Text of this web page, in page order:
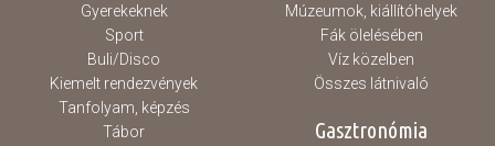
Gyerekeknek
Sport
Buli/Disco
Kiemelt rendezvények
Tanfolyam, képzés
Tábor
Múzeumok, kiállítóhelyek
Fák ölelésében
Víz közelben
Összes látnivaló
Gasztronómia